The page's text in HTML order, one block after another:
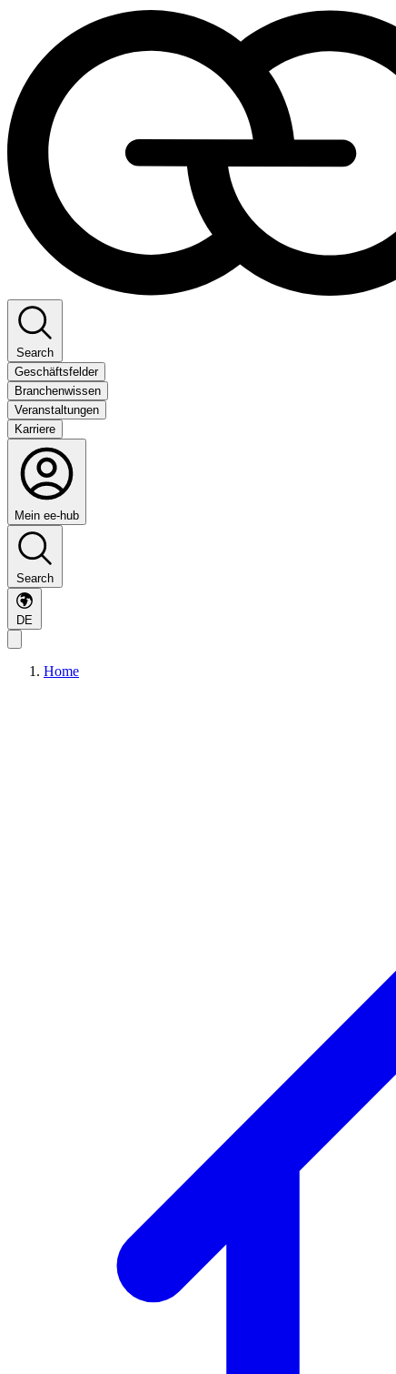
Search
Geschäftsfelder
Branchenwissen
Veranstaltungen
Karriere
Mein ee-hub
Search
DE
Home